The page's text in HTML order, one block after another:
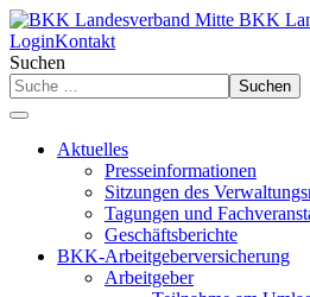
BKK
LoginKontakt
Suchen
Suchen
Aktuelles
Presseinformationen
Sitzungen des
Tagungen und
Geschäftsberichte
BKK-Arbeitgeberversicherung
Arbeitgeber